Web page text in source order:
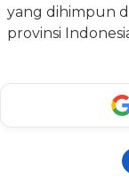
yang dihimpun
provinsi